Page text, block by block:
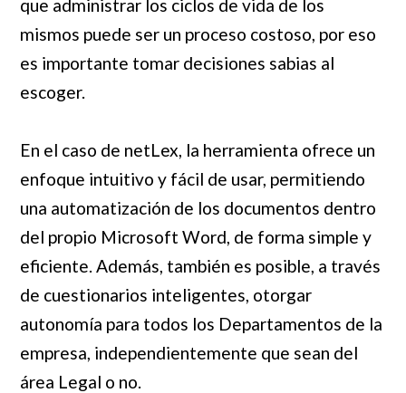
que administrar los ciclos de vida de los
mismos puede ser un proceso costoso, por eso
es importante tomar decisiones sabias al
escoger.
En el caso de netLex, la herramienta ofrece un
enfoque intuitivo y fácil de usar, permitiendo
una automatización de los documentos dentro
del propio Microsoft Word, de forma simple y
eficiente. Además, también es posible, a través
de cuestionarios inteligentes, otorgar
autonomía para todos los Departamentos de la
empresa, independientemente que sean del
área Legal o no.